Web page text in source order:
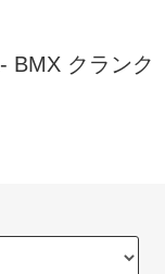
BMX クランク